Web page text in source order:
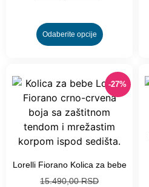
Odaberite opcije
-27%
Lorelli Fiorano Kolica za bebe
15.490,00RSD